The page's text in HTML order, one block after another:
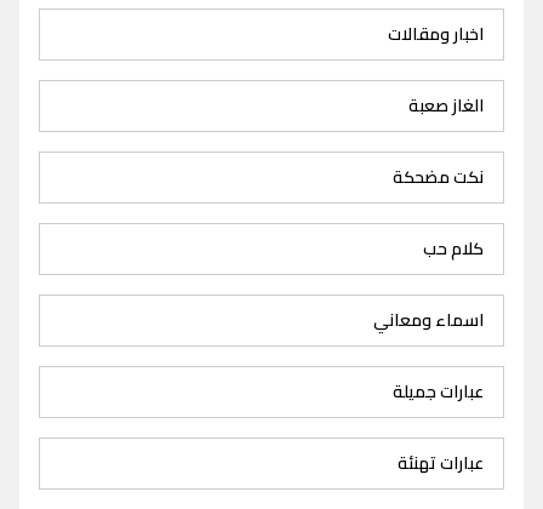
اخبار ومقالات
الغاز صعبة
نكت مضحكة
كلام حب
اسماء ومعاني
عبارات جميلة
عبارات تهنئة